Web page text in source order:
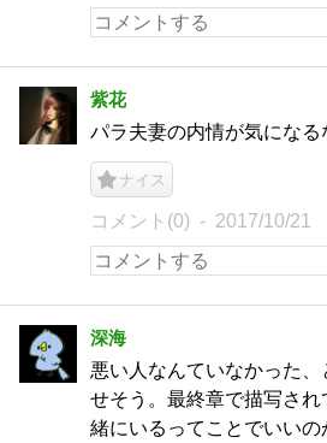
紫花
パラ夫妻の内情が気になる
ナイス
コメント(0) 2017/10/21
深海
悪い人なんていなかった
せそう。最終章で描写さ
緒にいるってことでいい